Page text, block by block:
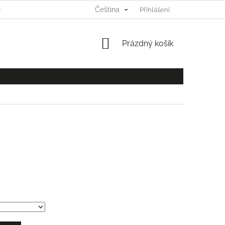
Čeština Přihlášení
NÁKUPNÍ
Prázdný košík